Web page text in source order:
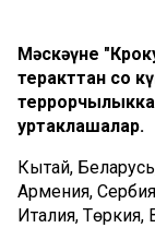
Мәскәүнең
теракттан соң
уртаклашалар.
Кытай, Беларусь,
Армения,
Италия,